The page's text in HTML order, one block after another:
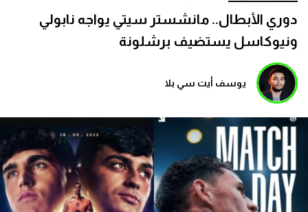
دوري الأبطال.. مانشستر سيتي يواجه نابولي
ونيوكاسل يستضيف برشلونة
يوسف أيت سي بلا